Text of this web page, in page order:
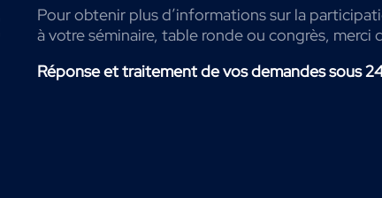
Pour obtenir plus d’informations sur la
à votre séminaire, table ronde ou congrès, merci
Réponse et traitement de vos demandes sous